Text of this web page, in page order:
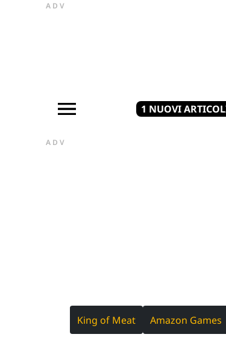
ADV
1 NUOVI
ADV
King of Meat Amazon Games